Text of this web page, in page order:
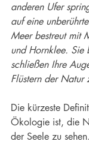
anderen Ufer
auf eine
Meer bestreut mit
und Hornklee. Sie
schließen Ihre
Flüstern der Natur
Die kürzeste
Ökologie ist, die
der Seele zu sehen.